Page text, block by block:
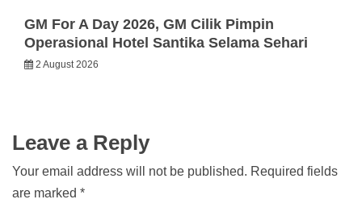
GM For A Day 2026, GM Cilik Pimpin
Operasional Hotel Santika Selama Sehari
2 August 2026
Leave a Reply
Your email address will not be published. Required fields
are marked *